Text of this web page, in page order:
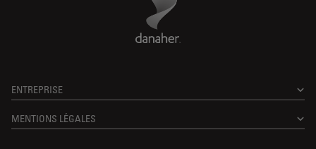
ENTREPRISE
MENTIONS LÉGALES